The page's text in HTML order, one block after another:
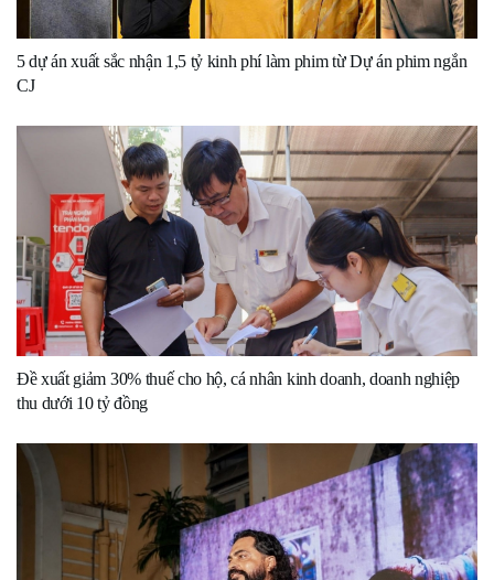
5 dự án xuất sắc nhận 1,5 tỷ kinh phí làm phim từ Dự án phim ngắn
CJ
Đề xuất giảm 30% thuế cho hộ, cá nhân kinh doanh, doanh nghiệp
thu dưới 10 tỷ đồng